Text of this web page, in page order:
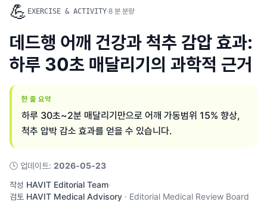
💪 EXERCISE & ACTIVITY·8 분 분량
데드행 어깨 건강과 척추 감압 효과:
하루 30초 매달리기의 과학적 근거
한 줄 요약
하루 30초~2분 매달리기만으로 어깨 가동범위 15% 향상,
척추 압박 감소 효과를 얻을 수 있습니다.
🕓 업데이트: 2026-05-23
작성 HAVIT Editorial Team·
검토 HAVIT Medical Advisory · Editorial Medical Review Board